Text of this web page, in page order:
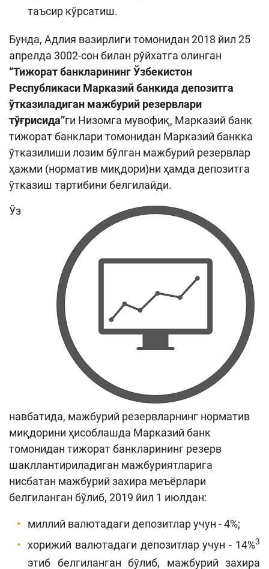
таъсир кўрсатиш.
Бунда, Адлия вазирлиги томонидан 2018 йил 25
апрелда 3002-сон билан рўйхатга олинган
“Тижорат банкларининг Ўзбекистон
Республикаси Марказий банкида депозитга
ўтказиладиган мажбурий резервлари
тўғрисида”ги Низомга мувофиқ, Марказий банк
тижорат банклари томонидан Марказий банкка
ўтказилиши лозим бўлган мажбурий резервлар
ҳажми (норматив миқдори)ни ҳамда депозитга
ўтказиш тартибини белгилайди.
Ўз
навбатида, мажбурий резервларнинг норматив
миқдорини ҳисоблашда Марказий банк
томонидан тижорат банкларининг резерв
шакллантириладиган мажбуриятларига
нисбатан мажбурий захира меъёрлари
белгиланган бўлиб, 2019 йил 1 июлдан:
миллий валютадаги депозитлар учун - 4%;
хорижий валютадаги депозитлар учун - 14%3
этиб белгиланган бўлиб, мажбурий захира